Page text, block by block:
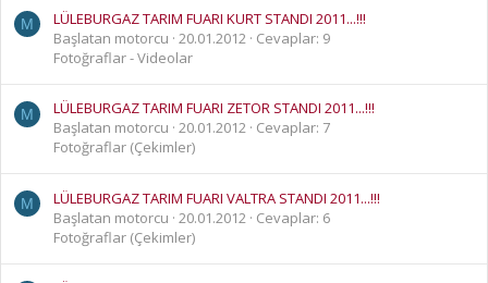
M
LÜLEBURGAZ TARIM FUARI KURT STANDI 2011...!!!
Başlatan motorcu
20.01.2012
Cevaplar: 9
Fotoğraflar - Videolar
M
LÜLEBURGAZ TARIM FUARI ZETOR STANDI 2011...!!!
Başlatan motorcu 20.01.2012 Cevaplar: 7
Fotoğraflar (Çekimler)
M
LÜLEBURGAZ TARIM FUARI VALTRA STANDI 2011...!!!
Başlatan motorcu 20.01.2012 Cevaplar: 6
Fotoğraflar (Çekimler)